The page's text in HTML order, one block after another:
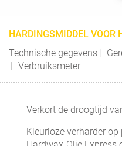
HARDINGSMIDDEL VOOR
Technische gegevens
Verbruiksmeter
Verkort de droogtijd
Kleurloze verharder